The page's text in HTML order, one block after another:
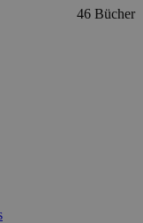
46 Bücher